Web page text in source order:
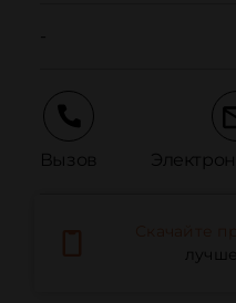
Вызов
Сообщить